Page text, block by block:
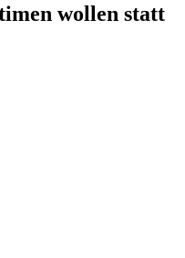
wollen statt